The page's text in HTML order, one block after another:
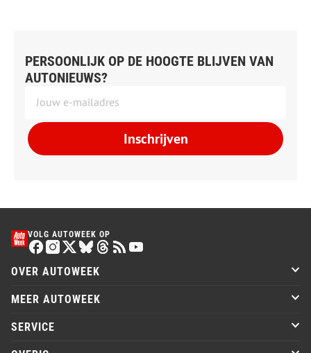
PERSOONLIJK OP DE HOOGTE BLIJVEN VAN
AUTONIEUWS?
Inschrijven
VOLG AUTOWEEK OP
OVER AUTOWEEK
MEER AUTOWEEK
SERVICE